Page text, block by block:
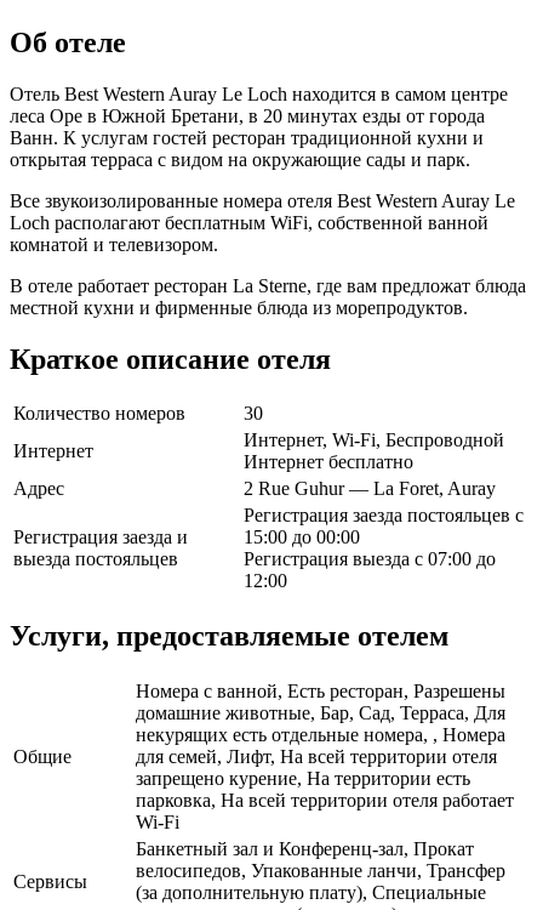
Об отеле
Отель Best Western Auray Le Loch находится в самом центре
леса Оре в Южной Бретани, в 20 минутах езды от города
Ванн. К услугам гостей ресторан традиционной кухни и
открытая терраса с видом на окружающие сады и парк.
Все звукоизолированные номера отеля Best Western Auray Le
Loch располагают бесплатным WiFi, собственной ванной
комнатой и телевизором.
В отеле работает ресторан La Sterne, где вам предложат блюда
местной кухни и фирменные блюда из морепродуктов.
Краткое описание отеля
Количество номеров
30
Интернет
Интернет, Wi-Fi, Беспроводной
Интернет бесплатно
Адрес
2 Rue Guhur — La Foret, Auray
Регистрация заезда и
выезда постояльцев
Регистрация заезда постояльцев с
15:00 до 00:00
Регистрация выезда с 07:00 до
12:00
Услуги, предоставляемые отелем
Общие
Номера с ванной, Есть ресторан, Разрешены
домашние животные, Бар, Сад, Терраса, Для
некурящих есть отдельные номера, , Номера
для семей, Лифт, На всей территории отеля
запрещено курение, На территории есть
парковка, На всей территории отеля работает
Wi-Fi
Сервисы
Банкетный зал и Конференц-зал, Прокат
велосипедов, Упакованные ланчи, Трансфер
(за дополнительную плату), Специальные